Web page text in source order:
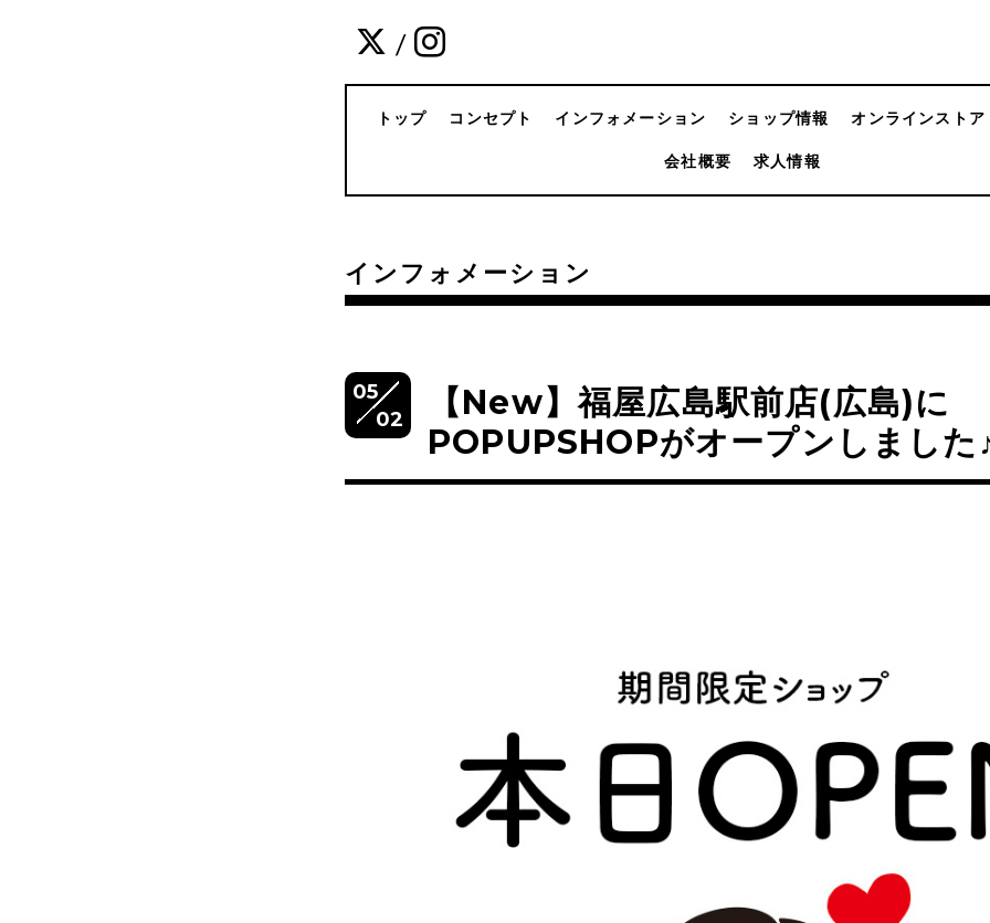
/
トップ コンセプト インフォメーション ショップ情報 オンラインストア
会社概要 求人情報
インフォメーション
05
02
【New】福屋広島駅前店(広島)に
POPUPSHOPがオープンしました